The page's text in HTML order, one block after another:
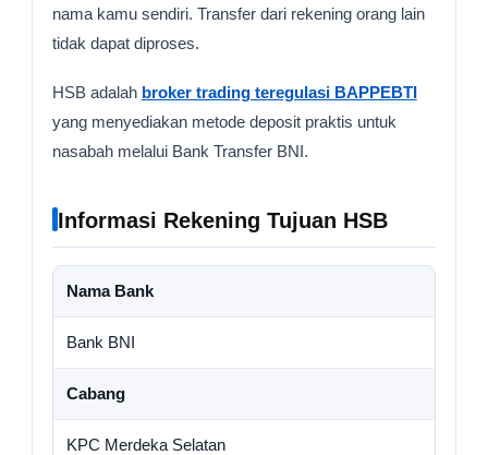
nama kamu sendiri. Transfer dari rekening orang lain
tidak dapat diproses.
HSB adalah broker trading teregulasi BAPPEBTI
yang menyediakan metode deposit praktis untuk
nasabah melalui Bank Transfer BNI.
Informasi Rekening Tujuan HSB
Nama Bank
Bank BNI
Cabang
KPC Merdeka Selatan